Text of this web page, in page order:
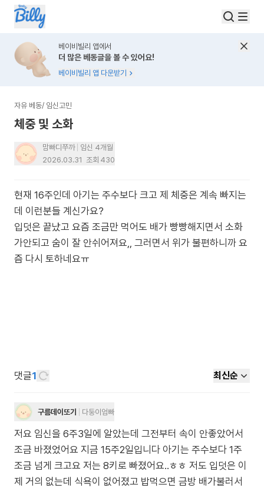
베이비빌리 앱에서
더 많은 베동글을 볼 수 있어요!
베이비빌리 앱 다운받기
자유 베동/ 임신고민
체중 및 소화
맘빠디쭈까
임신 4개월
2026.03.31 조회 430
현재 16주인데 아기는 주수보다 크고 제 체중은 계속 빠지는
데 이런분들 계신가요?
입덧은 끝났고 요즘 조금만 먹어도 배가 빵빵해지면서 소화
가안되고 숨이 잘 안쉬어져요,, 그러면서 위가 불편하니까 요
즘 다시 토하네요ㅠ
댓글1 최신순
구름데이또기 다둥이엄빠
저요 임신을 6주3일에 알았는데 그전부터 속이 안좋았어서
조금 바졌었어요 지금 15주2일입니다 아기는 주수보다 1주
조금 넘게 크고요 저는 8키로 빠졌어요..ㅎㅎ 저도 입덧은 이
제 거의 없는데 식욕이 없어졌고 밥먹으면 금방 배가불러서